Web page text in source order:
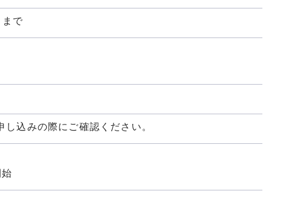
で
込みの際にご確認ください。